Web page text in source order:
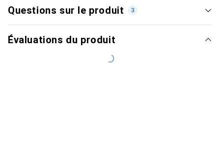
Questions sur le produit 3
Évaluations du produit